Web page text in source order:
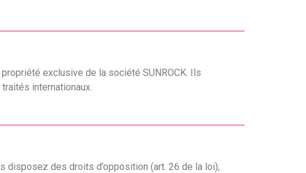
exclusive de la société SUNROCK. Ils
internationaux.
disposez des droits d’opposition (art. 26 de la loi),